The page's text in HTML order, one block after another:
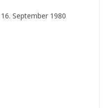
September 1980